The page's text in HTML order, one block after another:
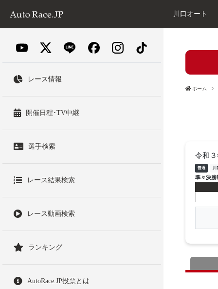
川口オート
レース情報
開催日程･TV中継
選手検索
レース結果検索
レース動画検索
ランキング
AutoRace.JP投票とは
ホーム
令和
普通 川
準々決勝